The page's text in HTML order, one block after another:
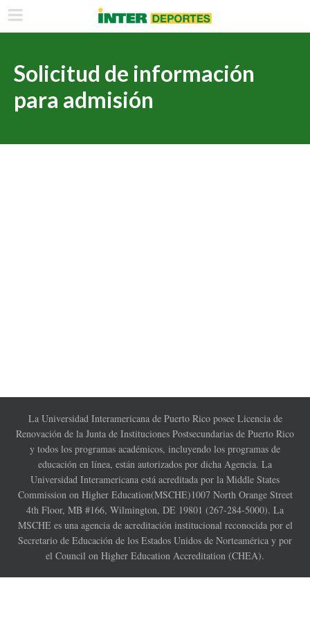
Solicitud de información
para admisión
La Universidad Interamericana de Puerto Rico posee Licencia de
Renovación de la Junta de Instituciones Postsecundarias de Puerto Rico
y todos los programas académicos, incluyendo los programas de
educación en línea, están autorizados por dicha Agencia. La
Universidad Interamericana está acreditada por la Middle States
Commission on Higher Education(MSCHE)1007 North Orange Street
4th Floor, MB #166, Wilmington, DE 19801 (267-284-5000). La
MSCHE es una agencia de acreditación institucional reconocida por el
Secretario de Educación de los Estados Unidos de Norteamérica y por
el Council on Higher Education Accreditation (CHEA).